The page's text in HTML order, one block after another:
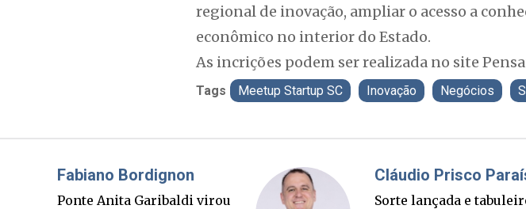
regional de inovação, ampliar o acesso a
econômico no interior do Estado.
As incrições podem ser realizada no site
Tags Meetup Startup SC Inovação Negócios
Brimo
Um banqueiro, três
Misael
O Boato